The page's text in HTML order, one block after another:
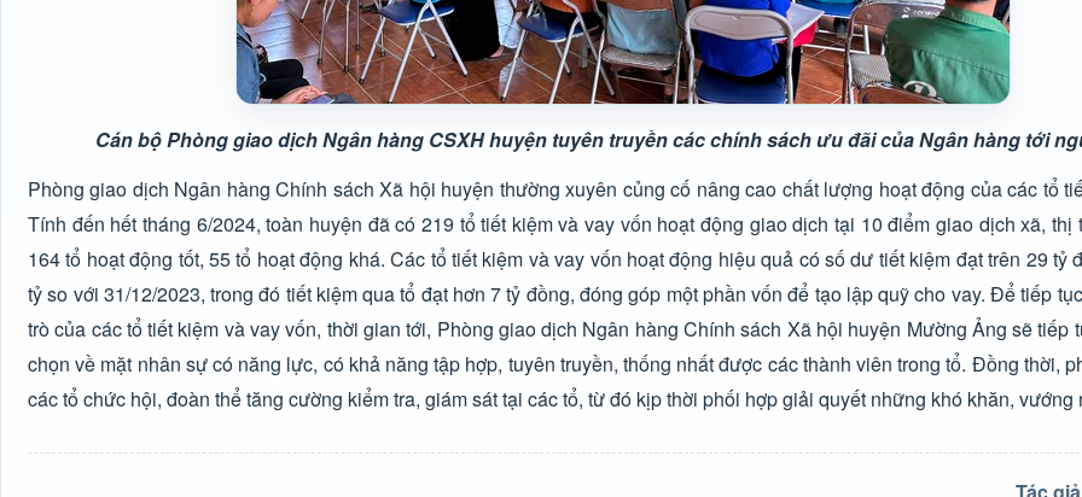
Cán bộ Phòng giao dịch Ngân hàng CSXH huyện tuyên truyền các chính sách ưu đãi của Ngân hàng tới
Phòng giao dịch Ngân hàng Chính sách Xã hội huyện thường xuyên củng cố nâng cao chất lượng hoạt động của các tổ
Tính đến hết tháng 6/2024, toàn huyện đã có 219 tổ tiết kiệm và vay vốn hoạt động giao dịch tại 10 điểm giao dịch xã, thị
164 tổ hoạt động tốt, 55 tổ hoạt động khá. Các tổ tiết kiệm và vay vốn hoạt động hiệu quả có số dư tiết kiệm đạt trên 29 tỷ
tỷ so với 31/12/2023, trong đó tiết kiệm qua tổ đạt hơn 7 tỷ đồng, đóng góp một phần vốn để tạo lập quỹ cho vay. Để tiếp
trò của các tổ tiết kiệm và vay vốn, thời gian tới, Phòng giao dịch Ngân hàng Chính sách Xã hội huyện Mường Ảng sẽ tiếp
chọn về mặt nhân sự có năng lực, có khả năng tập hợp, tuyên truyền, thống nhất được các thành viên trong tổ. Đồng thời,
các tổ chức hội, đoàn thể tăng cường kiểm tra, giám sát tại các tổ, từ đó kịp thời phối hợp giải quyết những khó khăn, vướng